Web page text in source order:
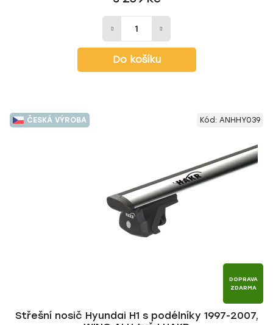
Do košíku
ČESKÁ VÝROBA
DOPRAVA
ZDARMA
Střešní nosič Hyundai H1 s podélníky 1997-2007,
Kód: ANHHY039